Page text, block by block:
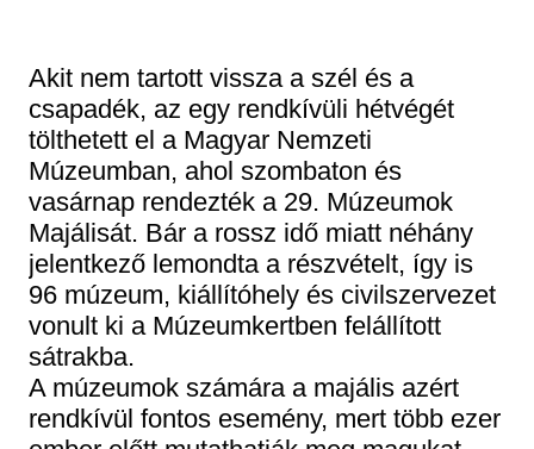
Felnőttképzés
Közérdekű adatok
Adattár
Központi Könyvtár
Akit nem tartott vissza a szél és a
csapadék, az egy rendkívüli hétvégét
tölthetett el a Magyar Nemzeti
Múzeumban, ahol szombaton és
vasárnap rendezték a 29. Múzeumok
Majálisát. Bár a rossz idő miatt néhány
jelentkező lemondta a részvételt, így is
96 múzeum, kiállítóhely és civilszervezet
vonult ki a Múzeumkertben felállított
sátrakba.
A múzeumok számára a majális azért
rendkívül fontos esemény, mert több ezer